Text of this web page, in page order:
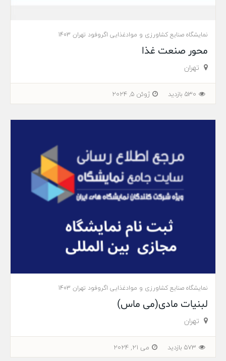
نمایشگاه صنایع کشاورزی و موادغذایی اگروفود تهران 1403
محور صنعت غذا
تهران
530 بازدید ژوئن 5, 2024
نمایشگاه صنایع کشاورزی و موادغذایی اگروفود تهران 1403
لبنیات مادی(می ماس)
تهران
573 بازدید می 21, 2024